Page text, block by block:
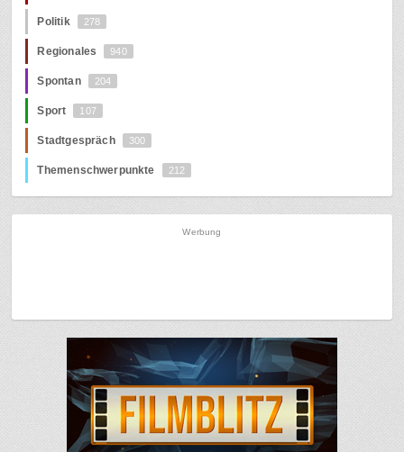
Politik 278
Regionales 940
Spontan 204
Sport 107
Stadtgespräch 300
Themenschwerpunkte 212
Werbung